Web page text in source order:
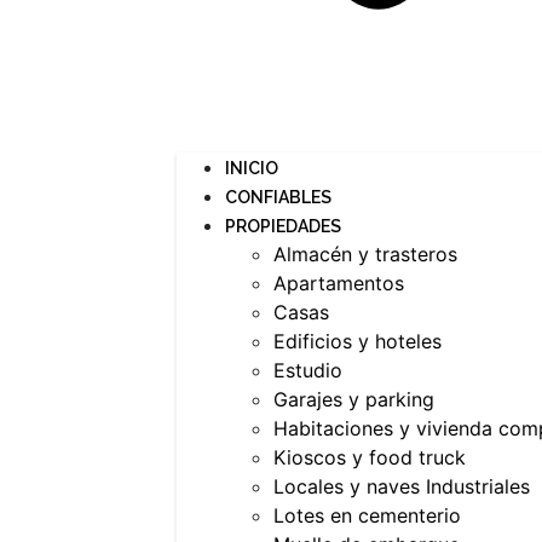
INICIO
CONFIABLES
PROPIEDADES
Almacén y trasteros
Apartamentos
Casas
Edificios y hoteles
Estudio
Garajes y parking
Habitaciones y vivienda
Kioscos y food truck
Locales y naves Industriales
Lotes en cementerio